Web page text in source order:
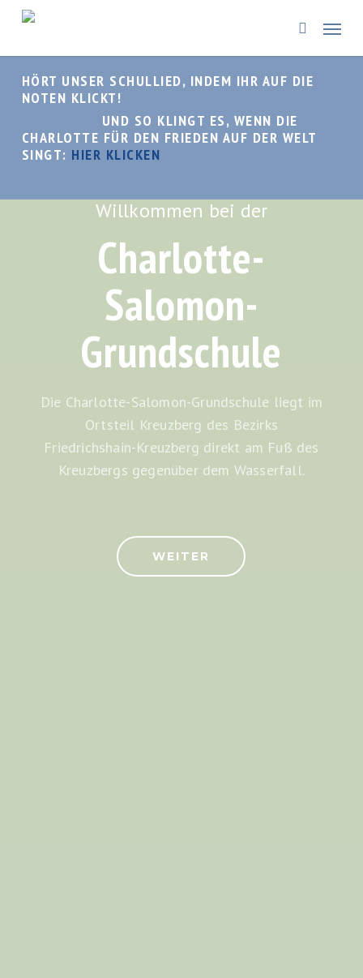
Skip
main
content
search
Menü
HÖRT UNSER SCHULLIED, INDEM IHR AUF DIE
NOTEN KLICKT!
UND SO KLINGT ES, WENN DIE
CHARLOTTE FÜR DEN FRIEDEN AUF DER WELT
SINGT: HIER KLICKEN
Willkommen bei der
Charlotte-
Salomon-
Grundschule
Die Charlotte-Salomon-Grundschule liegt im
Ortsteil Kreuzberg des Bezirks
Friedrichshain-Kreuzberg direkt am Fuß des
Kreuzbergs gegenüber dem Wasserfall.
WEITER